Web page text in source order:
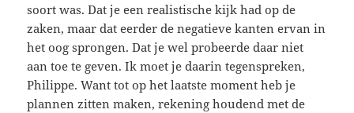
soort was. Dat je een realistische kijk had op de
zaken, maar dat eerder de negatieve kanten ervan in
het oog sprongen. Dat je wel probeerde daar niet
aan toe te geven. Ik moet je daarin tegenspreken,
Philippe. Want tot op het laatste moment heb je
plannen zitten maken, rekening houdend met de